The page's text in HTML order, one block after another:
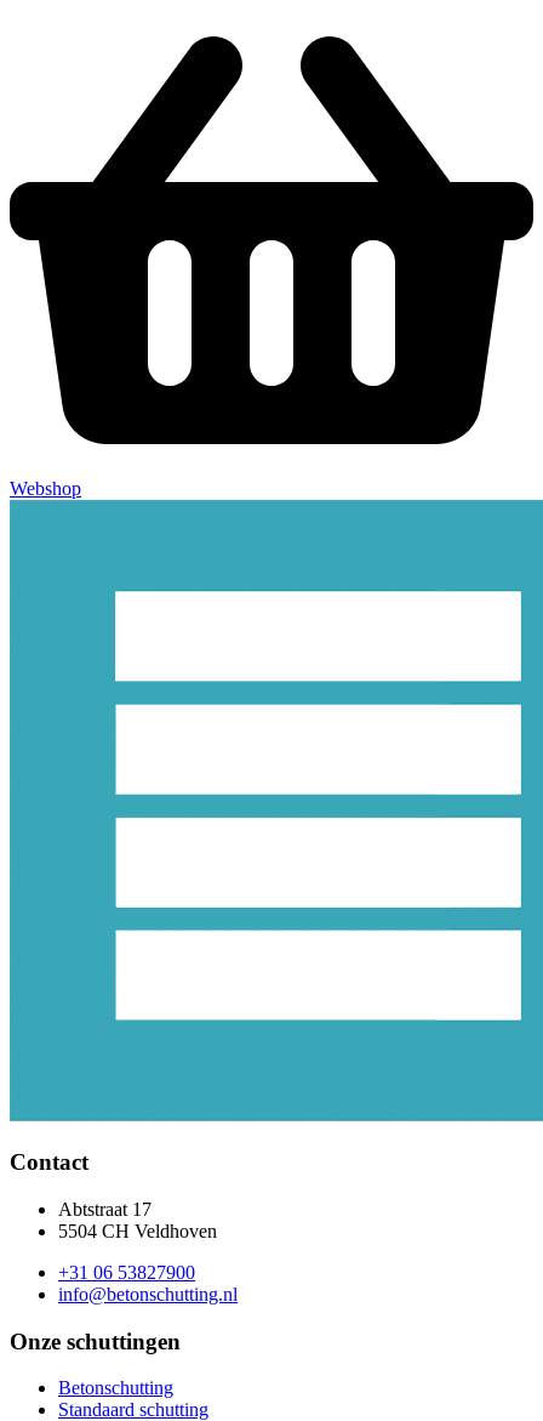
Webshop
Contact
Abtstraat 17
5504 CH Veldhoven
+31 06 53827900
info@betonschutting.nl
Onze schuttingen
Betonschutting
Standaard schutting